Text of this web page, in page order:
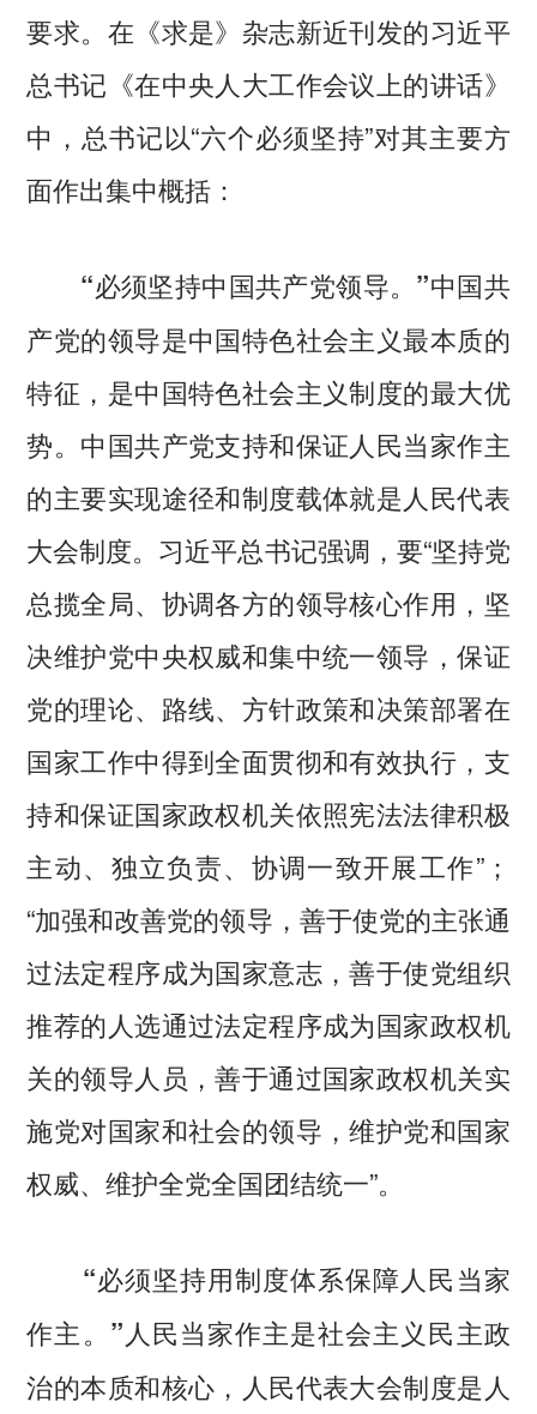
要求。在《求是》杂志新近刊发的习近平
总书记《在中央人大工作会议上的讲话》
中，总书记以“六个必须坚持”对其主要方
面作出集中概括：
“必须坚持中国共产党领导。”中国共
产党的领导是中国特色社会主义最本质的
特征，是中国特色社会主义制度的最大优
势。中国共产党支持和保证人民当家作主
的主要实现途径和制度载体就是人民代表
大会制度。习近平总书记强调，要“坚持党
总揽全局、协调各方的领导核心作用，坚
决维护党中央权威和集中统一领导，保证
党的理论、路线、方针政策和决策部署在
国家工作中得到全面贯彻和有效执行，支
持和保证国家政权机关依照宪法法律积极
主动、独立负责、协调一致开展工作”；
“加强和改善党的领导，善于使党的主张通
过法定程序成为国家意志，善于使党组织
推荐的人选通过法定程序成为国家政权机
关的领导人员，善于通过国家政权机关实
施党对国家和社会的领导，维护党和国家
权威、维护全党全国团结统一”。
“必须坚持用制度体系保障人民当家
作主。”人民当家作主是社会主义民主政
治的本质和核心，人民代表大会制度是人